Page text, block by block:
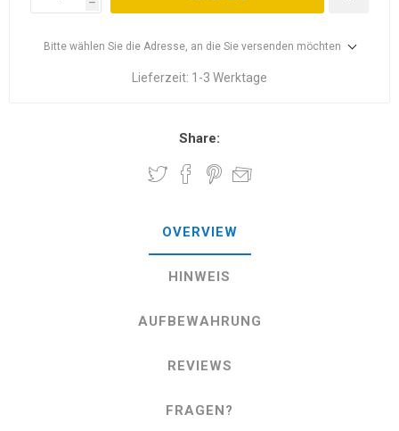
h
Bitte wählen Sie die Adresse, an die Sie versenden möchten
Lieferzeit: 1-3 Werktage
Share:
OVERVIEW
HINWEIS
AUFBEWAHRUNG
REVIEWS
FRAGEN?